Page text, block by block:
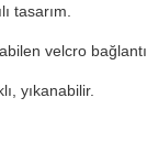
tasarım.
velcro bağlantı.
yıkanabilir.